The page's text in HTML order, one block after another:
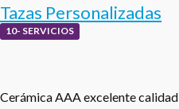
Tazas Personalizadas
10- SERVICIOS
Cerámica AAA excelente calidad